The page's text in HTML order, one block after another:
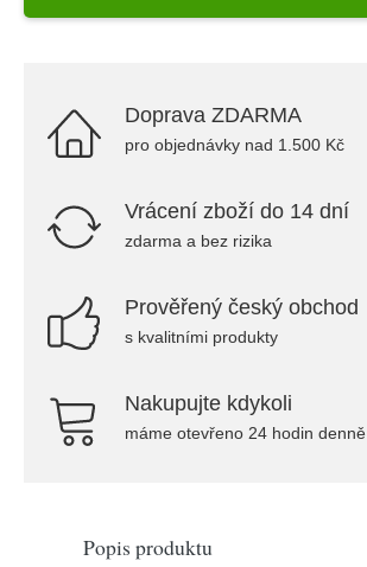
Doprava ZDARMA
pro objednávky nad 1.500 Kč
Vrácení zboží do 14 dní
zdarma a bez rizika
Prověřený český obchod
s kvalitními produkty
Nakupujte kdykoli
máme otevřeno 24 hodin denně
Popis produktu